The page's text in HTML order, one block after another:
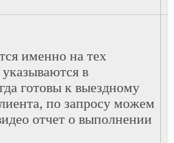
именно на тех
в
готовы к выездному
по запросу можем
отчет о выполнении